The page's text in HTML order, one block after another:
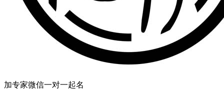
加专家微信一对一起名